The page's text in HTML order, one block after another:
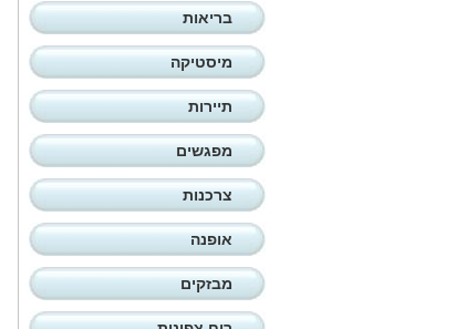
בריאות
מיסטיקה
תיירות
מפגשים
צרכנות
אופנה
מבזקים